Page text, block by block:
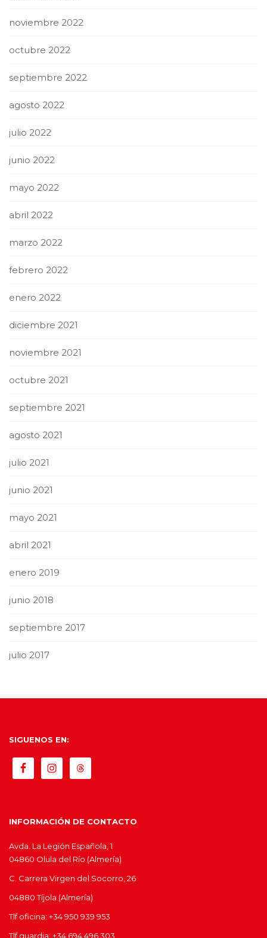
noviembre 2022
octubre 2022
septiembre 2022
agosto 2022
julio 2022
junio 2022
mayo 2022
abril 2022
marzo 2022
febrero 2022
enero 2022
diciembre 2021
noviembre 2021
octubre 2021
septiembre 2021
agosto 2021
julio 2021
junio 2021
mayo 2021
abril 2021
enero 2019
junio 2018
septiembre 2017
julio 2017
SIGUENOS EN:
INFORMACIÓN DE CONTACTO
Avda. La Legión Española, 1
04860 Olula del Río (Almería)
C. Carrera Virgen del Socorro, 26
04880 Tíjola (Almería)
Tlf oficina: +34 950 939 953
Tlf guardia: +34 694 496 303